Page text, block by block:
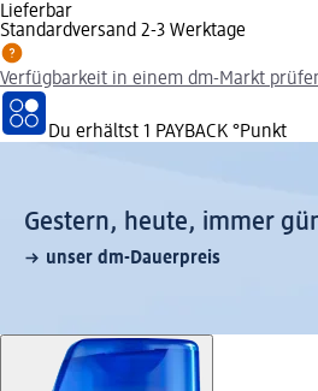
Lieferbar
Standardversand 2-3 Werktage
Verfügbarkeit in einem dm-Markt
Du erhältst 1 PAYBACK °Punkt
Gestern, heute, immer
unser dm-Dauerpreis